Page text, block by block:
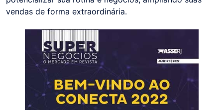
vendas de forma extraordinária.